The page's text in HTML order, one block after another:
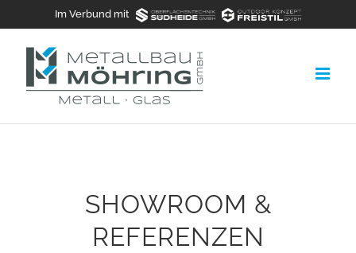
springen
Im Verbund mit
SHOWROOM &
REFERENZEN